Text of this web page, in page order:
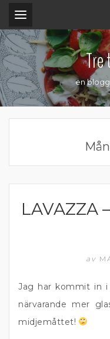
en
MATPRAT
LAVAZZA
av
Jag har kommit in
närvarande mer
midjemåttet!